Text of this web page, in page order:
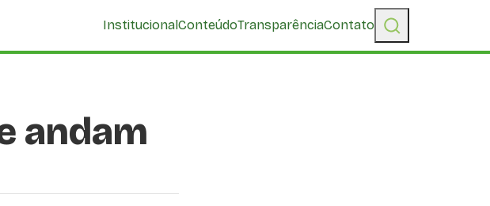
InstitucionalConteúdoTransparênciaContato
andam